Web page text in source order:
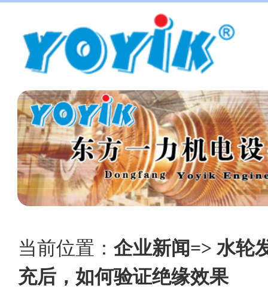
当前位置： 企业新闻=> 水轮
充后，如何验证绝缘效果